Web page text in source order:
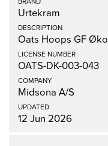
Urtekram
Oats Hoops GF Øko
OATS-DK-003-043
Midsona A/S
12 Jun 2026